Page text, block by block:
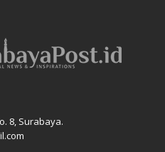
8, Surabaya.